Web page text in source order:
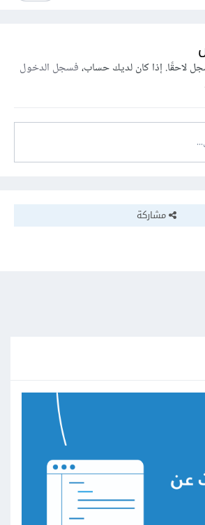
لاحقًا. إذا كان لديك حساب،فسجل الدخول
مشاركة